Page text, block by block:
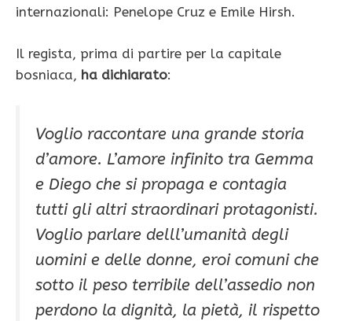
internazionali: Penelope Cruz e Emile Hirsh.
Il regista, prima di partire per la capitale
bosniaca, ha dichiarato:
Voglio raccontare una grande storia
d’amore. L’amore infinito tra Gemma
e Diego che si propaga e contagia
tutti gli altri straordinari protagonisti.
Voglio parlare delll’umanità degli
uomini e delle donne, eroi comuni che
sotto il peso terribile dell’assedio non
perdono la dignità, la pietà, il rispetto